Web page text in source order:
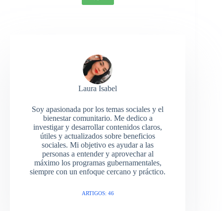
Laura Isabel
Soy apasionada por los temas sociales y el
bienestar comunitario. Me dedico a
investigar y desarrollar contenidos claros,
útiles y actualizados sobre beneficios
sociales. Mi objetivo es ayudar a las
personas a entender y aprovechar al
máximo los programas gubernamentales,
siempre con un enfoque cercano y práctico.
ARTIGOS: 46